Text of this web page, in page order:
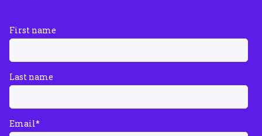
First name
Last name
Email*